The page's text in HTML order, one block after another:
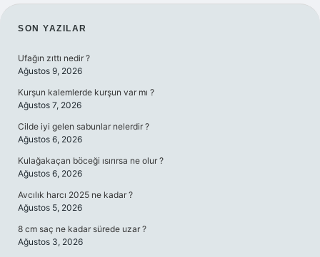
SIDEBAR
SON YAZILAR
Ufağın zıttı nedir ?
Ağustos 9, 2026
Kurşun kalemlerde kurşun var mı ?
Ağustos 7, 2026
Cilde iyi gelen sabunlar nelerdir ?
Ağustos 6, 2026
Kulağakaçan böceği ısırırsa ne olur ?
Ağustos 6, 2026
Avcılık harcı 2025 ne kadar ?
Ağustos 5, 2026
8 cm saç ne kadar sürede uzar ?
Ağustos 3, 2026